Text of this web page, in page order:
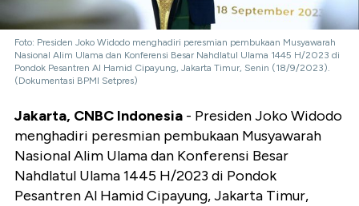
Foto: Presiden Joko Widodo menghadiri peresmian pembukaan Musyawarah
Nasional Alim Ulama dan Konferensi Besar Nahdlatul Ulama 1445 H/2023 di
Pondok Pesantren Al Hamid Cipayung, Jakarta Timur, Senin (18/9/2023).
(Dokumentasi BPMI Setpres)
Jakarta, CNBC Indonesia - Presiden Joko Widodo
menghadiri peresmian pembukaan Musyawarah
Nasional Alim Ulama dan Konferensi Besar
Nahdlatul Ulama 1445 H/2023 di Pondok
Pesantren Al Hamid Cipayung, Jakarta Timur,